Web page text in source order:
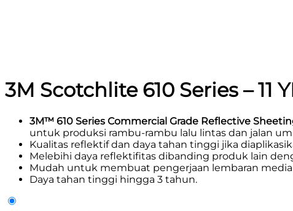
3M Scotchlite 610 Series – 11
3M™ 610 Series Commercial Grade Reflective
untuk produksi rambu-rambu lalu lintas dan jalan
Kualitas reflektif dan daya tahan tinggi jika
Melebihi daya reflektifitas dibanding produk lain
Mudah untuk membuat pengerjaan lembaran media
Daya tahan tinggi hingga 3 tahun.